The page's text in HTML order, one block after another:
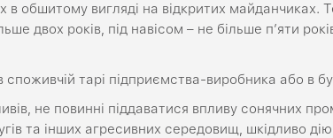
в обшитому вигляді на відкритих майданчиках.
двох років, під навісом – не більше п’яти
споживчій тарі підприємства-виробника або в
не повинні піддаватися впливу сонячних
та інших агресивних середовищ, шкідливо